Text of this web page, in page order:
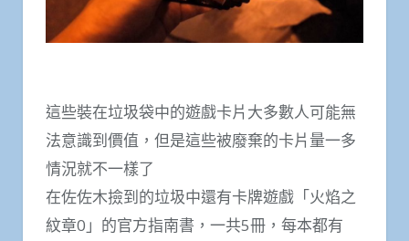
這些裝在垃圾袋中的遊戲卡片大多數人可能無
法意識到價值，但是這些被廢棄的卡片量一多
情況就不一樣了
在佐佐木撿到的垃圾中還有卡牌遊戲「火焰之
紋章0」的官方指南書，一共5冊，每本都有